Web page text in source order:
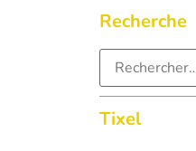
Recherche
Tixel